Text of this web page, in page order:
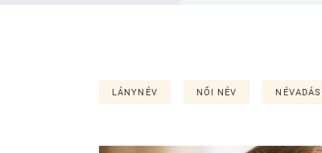
LÁNYNÉV NŐI NÉV NÉVADÁS